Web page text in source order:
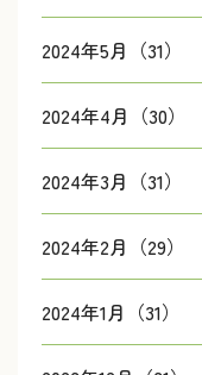
2024年5月（31）
2024年4月（30）
2024年3月（31）
2024年2月（29）
2024年1月（31）